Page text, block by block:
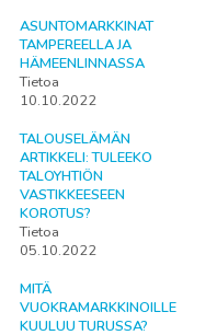
ASUNTOMARKKINAT
TAMPEREELLA JA
HÄMEENLINNASSA
Tietoa
10.10.2022
TALOUSELÄMÄN
ARTIKKELI: TULEEKO
TALOYHTIÖN
VASTIKKEESEEN
KOROTUS?
Tietoa
05.10.2022
MITÄ
VUOKRAMARKKINOILLE
KUULUU TURUSSA?